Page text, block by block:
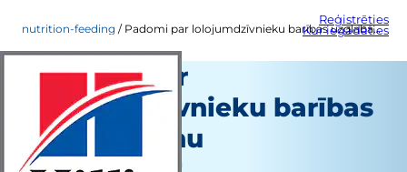
Reģistrēties
Kur iegādāties
nutrition-feeding Padomi par lolojumdzīvnieku barības uzglabāšanu
Padomi par
lolojumdzīvnieku barības
uzglabāšanu
Uzturs un barošana